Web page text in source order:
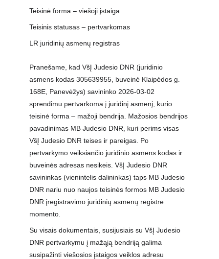
Teisinė forma – viešoji įstaiga
Teisinis statusas – pertvarkomas
LR juridinių asmenų registras
Pranešame, kad VšĮ Judesio DNR (juridinio
asmens kodas 305639955, buveinė Klaipėdos g.
168E, Panevėžys) savininko 2026-03-02
sprendimu pertvarkoma į juridinį asmenį, kurio
teisinė forma – mažoji bendrija. Mažosios bendrijos
pavadinimas MB Judesio DNR, kuri perims visas
VšĮ Judesio DNR teises ir pareigas. Po
pertvarkymo veiksiančio juridinio asmens kodas ir
buveinės adresas nesikeis. VšĮ Judesio DNR
savininkas (vienintelis dalininkas) taps MB Judesio
DNR nariu nuo naujos teisinės formos MB Judesio
DNR įregistravimo juridinių asmenų registre
momento.
Su visais dokumentais, susijusiais su VšĮ Judesio
DNR pertvarkymu į mažąją bendriją galima
susipažinti viešosios įstaigos veiklos adresu